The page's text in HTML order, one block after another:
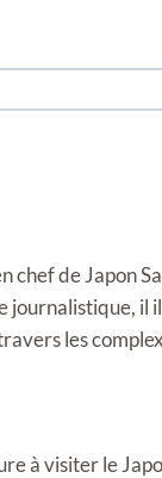
chef de Japon
journalistique, il
les
à visiter le